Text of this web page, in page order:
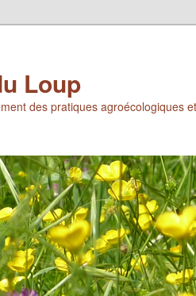
Loup
des pratiques agroécologiques